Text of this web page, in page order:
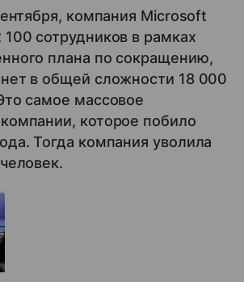
компания Microsoft
сотрудников в рамках
плана по сокращению,
в общей сложности 18 000
самое массовое
которое побило
Тогда компания уволила